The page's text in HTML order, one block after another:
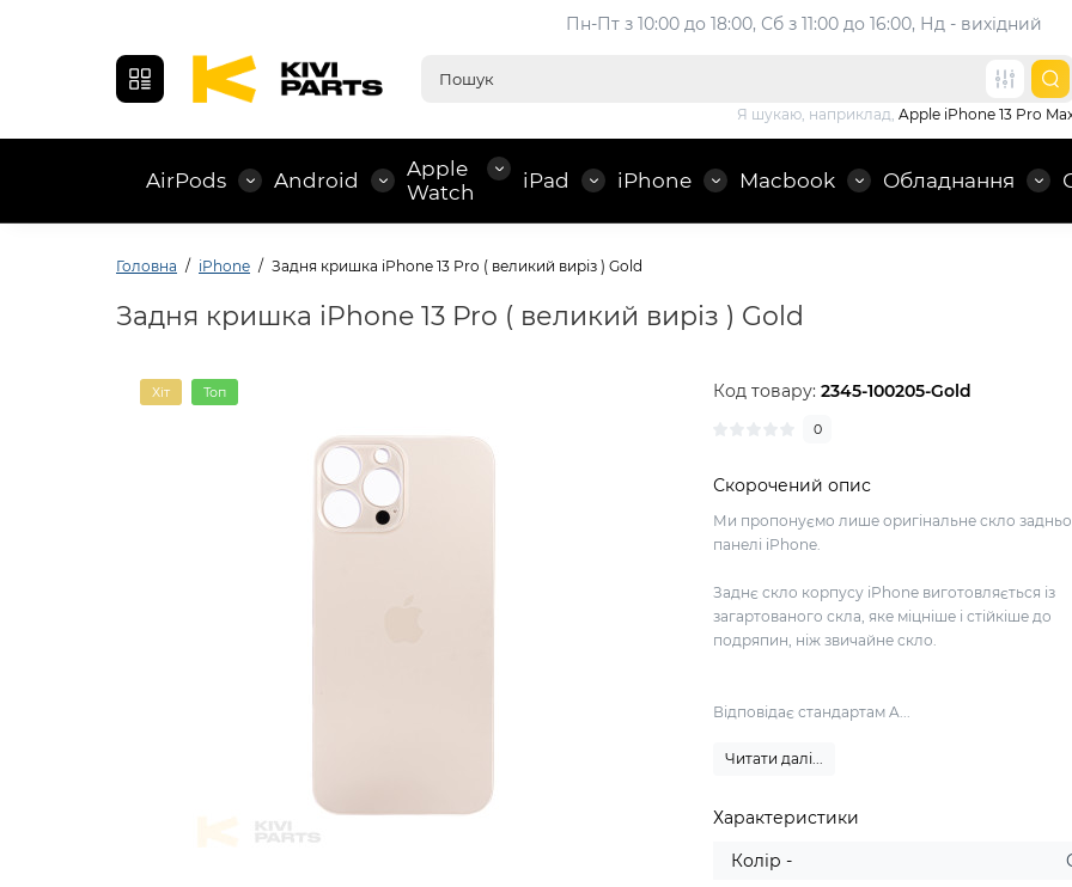
Пн-Пт з 10:00 до 18:00, Сб з 11:00 до 16:00, Нд - вихідний
Я шукаю, наприклад, Apple iPhone 13 Pro
AirPods Android
Apple
Watch
iPad iPhone Macbook Обладнання
Головна iPhone Задня кришка iPhone 13 Pro ( великий виріз ) Gold
Задня кришка iPhone 13 Pro ( великий виріз ) Gold
Хіт Топ Код товару:2345-100205-Gold
0
Скорочений опис
Ми пропонуємо лише оригінальне скло
панелі iPhone.
Заднє скло корпусу iPhone виготовляється із
загартованого скла, яке міцніше і стійкіше до
подряпин, ніж звичайне скло.
Відповідає стандартам A...
Читати далі...
Характеристики
Колір -